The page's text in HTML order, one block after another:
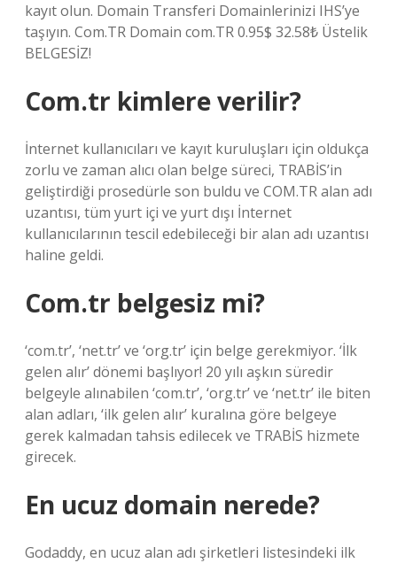
kayıt olun. Domain Transferi Domainlerinizi IHS’ye
taşıyın. Com.TR Domain com.TR 0.95$ 32.58₺ Üstelik
BELGESİZ!
Com.tr kimlere verilir?
İnternet kullanıcıları ve kayıt kuruluşları için oldukça
zorlu ve zaman alıcı olan belge süreci, TRABİS’in
geliştirdiği prosedürle son buldu ve COM.TR alan adı
uzantısı, tüm yurt içi ve yurt dışı İnternet
kullanıcılarının tescil edebileceği bir alan adı uzantısı
haline geldi.
Com.tr belgesiz mi?
‘com.tr’, ‘net.tr’ ve ‘org.tr’ için belge gerekmiyor. ‘İlk
gelen alır’ dönemi başlıyor! 20 yılı aşkın süredir
belgeyle alınabilen ‘com.tr’, ‘org.tr’ ve ‘net.tr’ ile biten
alan adları, ‘ilk gelen alır’ kuralına göre belgeye
gerek kalmadan tahsis edilecek ve TRABİS hizmete
girecek.
En ucuz domain nerede?
Godaddy, en ucuz alan adı şirketleri listesindeki ilk